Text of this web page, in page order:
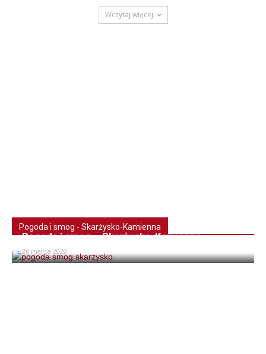
Wczytaj więcej
Pogoda i smog - Skarżysko-Kamienna
Pogoda i smog – Skarżysko-Kamienna
26 marca 2020